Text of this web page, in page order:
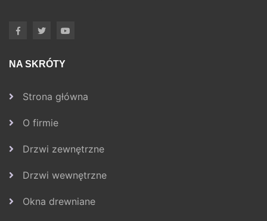
NA SKRÓTY
Strona główna
O firmie
Drzwi zewnętrzne
Drzwi wewnętrzne
Okna drewniane